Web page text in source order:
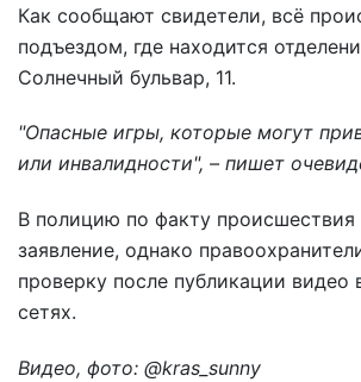
Как сообщают свидетели, всё
подъездом, где находится
Солнечный бульвар, 11.
"Опасные игры, которые могут
или инвалидности", – пишет
В полицию по факту происшествия
заявление, однако
проверку после публикации видео
сетях.
Видео, фото: @kras_sunny